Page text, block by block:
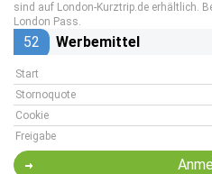
sind auf London-Kurztrip.de erhältlich.
London Pass.
52 Werbemittel
Start
Stornoquote
Cookie
Freigabe